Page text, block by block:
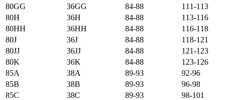
80GG
36GG 84-88
111-113
80H
36H 84-88
113-116
80HH
36HH 84-88
116-118
80J
36J 84-88
118-121
80JJ
36JJ 84-88
121-123
80K
36K 84-88
123-126
85А
38А 89-93
92-96
85B
38B 89-93
96-98
85C
38C 89-93
98-101